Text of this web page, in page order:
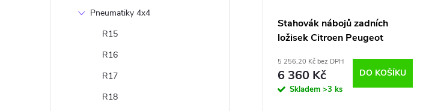
Pneumatiky 4x4
R15
R16
R17
R18
Stahovák nábojů zadních
ložisek Citroen Peugeot
5 256,20 Kč bez DPH
6 360 Kč
Skladem >3 ks
DO KOŠÍKU